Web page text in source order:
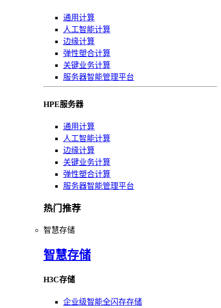
通用计算
人工智能计算
边缘计算
弹性塑合计算
关键业务计算
服务器智能管理平台
HPE服务器
通用计算
人工智能计算
边缘计算
关键业务计算
弹性塑合计算
服务器智能管理平台
热门推荐
智慧存储
智慧存储
H3C存储
企业级智能全闪存存储